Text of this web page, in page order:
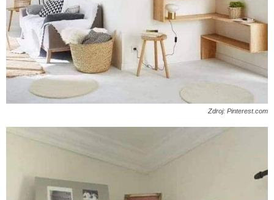
Zdroj: Pinterest.com